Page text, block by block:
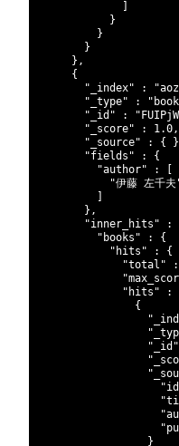
}
}
}
} ,
{
"_index"
:
"_type"
:
"_id"
:
"_score"
: 1.0,
"_source"
: { }
"fields"
:
{
"author"
:
"伊藤 左千
} ,
"inner_hits"
:
"books"
:
{
"hits"
:
{
"total"
:
"hits"
:
{
"_id"
}